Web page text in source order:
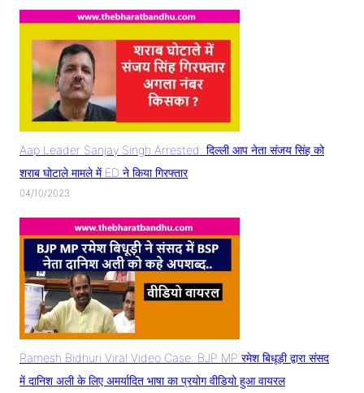
Aap Leader Sanjay Singh Arrested: दिल्ली आप नेता संजय सिंह को
शराब घोटाले मामले में ED ने किया गिरफ्तार
04/10/2023
Ramesh Bidhuri Viral Video Case: BJP MP रमेश बिधूड़ी द्वारा संसद
में दानिश अली के लिए अमर्यादित भाषा का प्रयोग वीडियो हुआ वायरल